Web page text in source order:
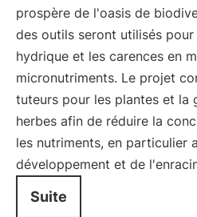
prospère de l'oasis de
des outils seront utilisés
hydrique et les carences en
micronutriments. Le projet
tuteurs pour les plantes et la
herbes afin de réduire la
les nutriments, en particulier
développement et de
Suite